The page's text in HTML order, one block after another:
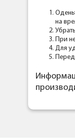
на
При
Для
Перед